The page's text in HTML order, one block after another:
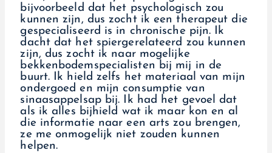
bijvoorbeeld dat het psychologisch zou
kunnen zijn, dus zocht ik een therapeut die
gespecialiseerd is in chronische pijn. Ik
dacht dat het spiergerelateerd zou kunnen
zijn, dus zocht ik naar mogelijke
bekkenbodemspecialisten bij mij in de
buurt. Ik hield zelfs het materiaal van mijn
ondergoed en mijn consumptie van
sinaasappelsap bij. Ik had het gevoel dat
als ik alles bijhield wat ik maar kon en al
die informatie naar een arts zou brengen,
ze me onmogelijk niet zouden kunnen
helpen.